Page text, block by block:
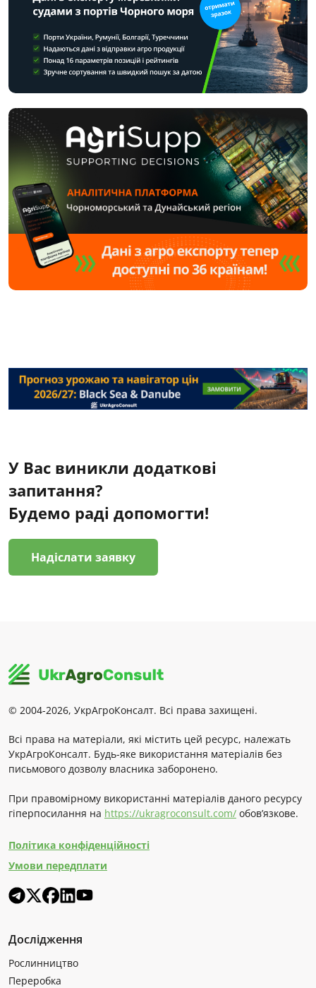
У Вас виникли додаткові
запитання?
Будемо раді допомогти!
Надіслати заявку
© 2004-2026, УкрАгроКонсалт. Всі права захищені.
Всі права на матеріали, які містить цей ресурс, належать
УкрАгроКонсалт. Будь-яке використання матеріалів без
письмового дозволу власника заборонено.
При правомірному використанні матеріалів даного ресурсу
гіперпосилання на https://ukragroconsult.com/ обов’язкове.
Політика конфіденційності
Умови передплати
Дослідження
Рослинництво
Переробка